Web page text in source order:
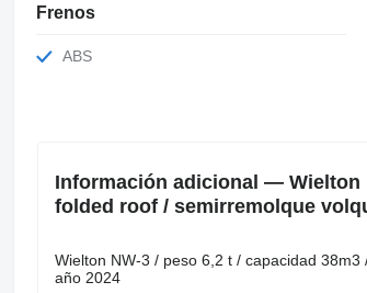
Frenos
ABS
Información adicional — Wielton
folded roof / semirremolque
Wielton NW-3 / peso 6,2 t / capacidad
año 2024